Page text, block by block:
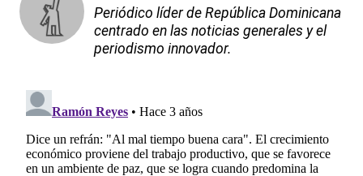
Periódico líder de República Dominicana
centrado en las noticias generales y el
periodismo innovador.